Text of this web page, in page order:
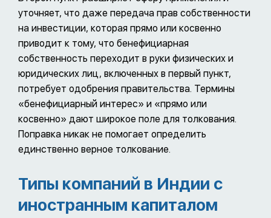
уточняет, что даже передача прав собственности
на инвестиции, которая прямо или косвенно
приводит к тому, что бенефициарная
собственность переходит в руки физических и
юридических лиц, включенных в первый пункт,
потребует одобрения правительства. Термины
«бенефициарный интерес» и «прямо или
косвенно» дают широкое поле для толкования.
Поправка никак не помогает определить
единственно верное толкование.
Типы компаний в Индии с
иностранным капиталом